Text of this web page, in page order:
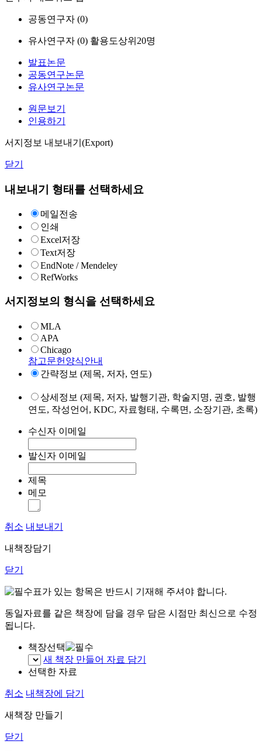
공동연구자 (0)
유사연구자 (0) 활용도상위20명
발표논문
공동연구논문
유사연구논문
원문보기
인용하기
서지정보 내보내기(Export)
닫기
내보내기 형태를 선택하세요
메일전송
인쇄
Excel저장
Text저장
EndNote / Mendeley
RefWorks
서지정보의 형식을 선택하세요
MLA
APA
Chicago
참고문헌양식안내
간략정보 (제목, 저자, 연도)
상세정보 (제목, 저자, 발행기관, 학술지명, 권호, 발행
연도, 작성언어, KDC, 자료형태, 수록면, 소장기관, 초록)
수신자 이메일
발신자 이메일
제목
메모
취소 내보내기
내책장담기
닫기
표가 있는 항목은 반드시 기재해 주셔야 합니다.
동일자료를 같은 책장에 담을 경우 담은 시점만 최신으로 수정
됩니다.
책장선택
새 책장 만들어 자료 담기
선택한 자료
취소 내책장에 담기
새책장 만들기
닫기